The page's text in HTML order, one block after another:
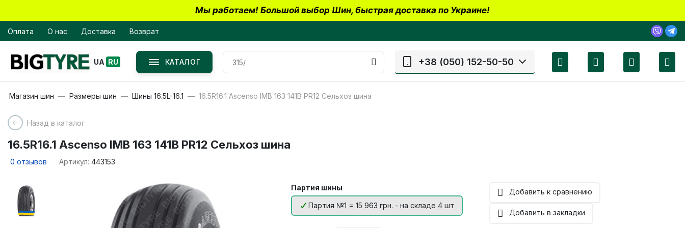
Мы работаем! Большой выбор Шин, быстрая доставка по Украине!
Оплата О нас Доставка Возврат
UA RU КАТАЛОГ +38 (050) 152-50-50
Магазин шин Размеры шин Шины 16.5L-16.1 16.5R16.1 Ascenso IMB 163 141B PR12 Сельхоз шина
Назад в каталог
16.5R16.1 Ascenso IMB 163 141B PR12 Сельхоз шина
0 отзывов Артикул: 443153
Партия шины
Партия №1 = 15 963 грн. - на складе 4 шт
Добавить к сравнению
Добавить в закладки